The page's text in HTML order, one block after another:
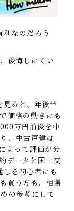
なのだろう
後悔しにくい
ると、年後半
価格の動きにも
万円前後を中
、中古戸建は
よって評価が分
データと国土交
を初心者にも
買う方も、相場
の参考にして